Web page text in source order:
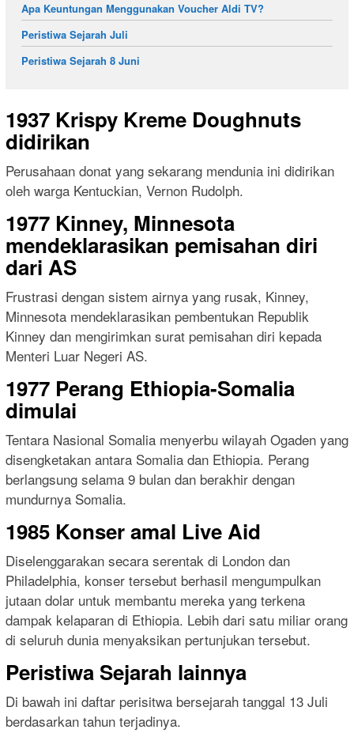
Apa Keuntungan Menggunakan Voucher Aldi TV?
Peristiwa Sejarah Juli
Peristiwa Sejarah 8 Juni
1937 Krispy Kreme Doughnuts
didirikan
Perusahaan donat yang sekarang mendunia ini didirikan
oleh warga Kentuckian, Vernon Rudolph.
1977 Kinney, Minnesota
mendeklarasikan pemisahan diri
dari AS
Frustrasi dengan sistem airnya yang rusak, Kinney,
Minnesota mendeklarasikan pembentukan Republik
Kinney dan mengirimkan surat pemisahan diri kepada
Menteri Luar Negeri AS.
1977 Perang Ethiopia-Somalia
dimulai
Tentara Nasional Somalia menyerbu wilayah Ogaden yang
disengketakan antara Somalia dan Ethiopia. Perang
berlangsung selama 9 bulan dan berakhir dengan
mundurnya Somalia.
1985 Konser amal Live Aid
Diselenggarakan secara serentak di London dan
Philadelphia, konser tersebut berhasil mengumpulkan
jutaan dolar untuk membantu mereka yang terkena
dampak kelaparan di Ethiopia. Lebih dari satu miliar orang
di seluruh dunia menyaksikan pertunjukan tersebut.
Peristiwa Sejarah lainnya
Di bawah ini daftar perisitwa bersejarah tanggal 13 Juli
berdasarkan tahun terjadinya.